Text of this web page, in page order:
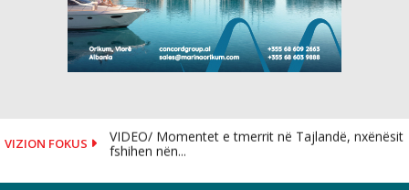
VIZION FOKUS
VIDEO/ Momentet e tmerrit në Tajlandë, nxënësit
fshihen nën...